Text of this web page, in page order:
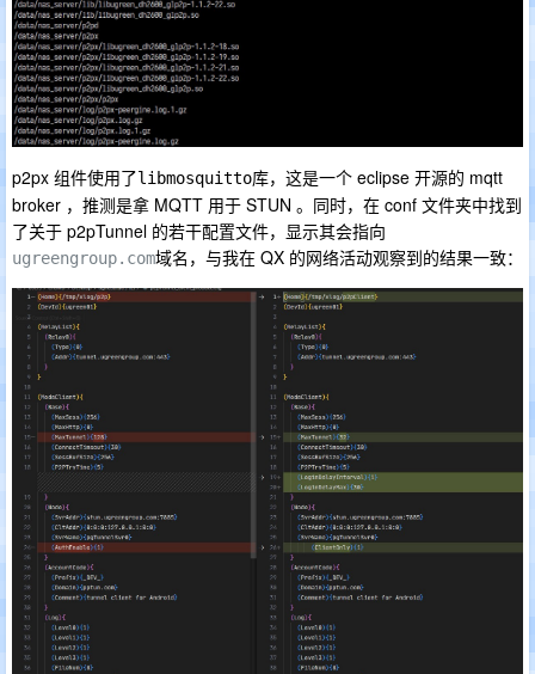
p2px 组件使用了libmosquitto库，这是一个 eclipse 开源的 mqtt
broker ，推测是拿 MQTT 用于 STUN 。同时，在 conf 文件夹中找到
了关于 p2pTunnel 的若干配置文件，显示其会指向
ugreengroup.com域名，与我在 QX 的网络活动观察到的结果一致：